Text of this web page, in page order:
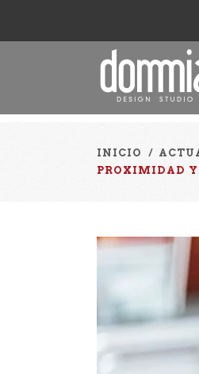
INICIO /
PROXIMIDAD Y